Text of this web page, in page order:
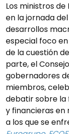
Los ministros
en la jornada
desarrollos
especial foco
de la cuestión
parte, el
gobernadores
miembros,
debatir sobre la
y financieras en
a los que se